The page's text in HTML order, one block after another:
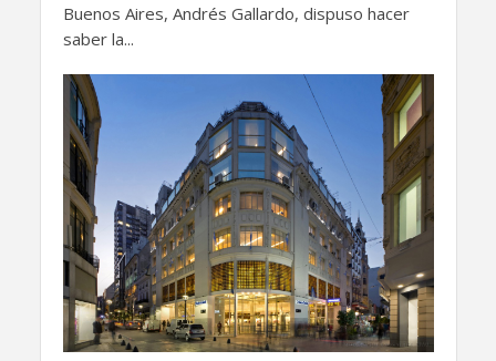
Buenos Aires, Andrés Gallardo, dispuso hacer
saber la...